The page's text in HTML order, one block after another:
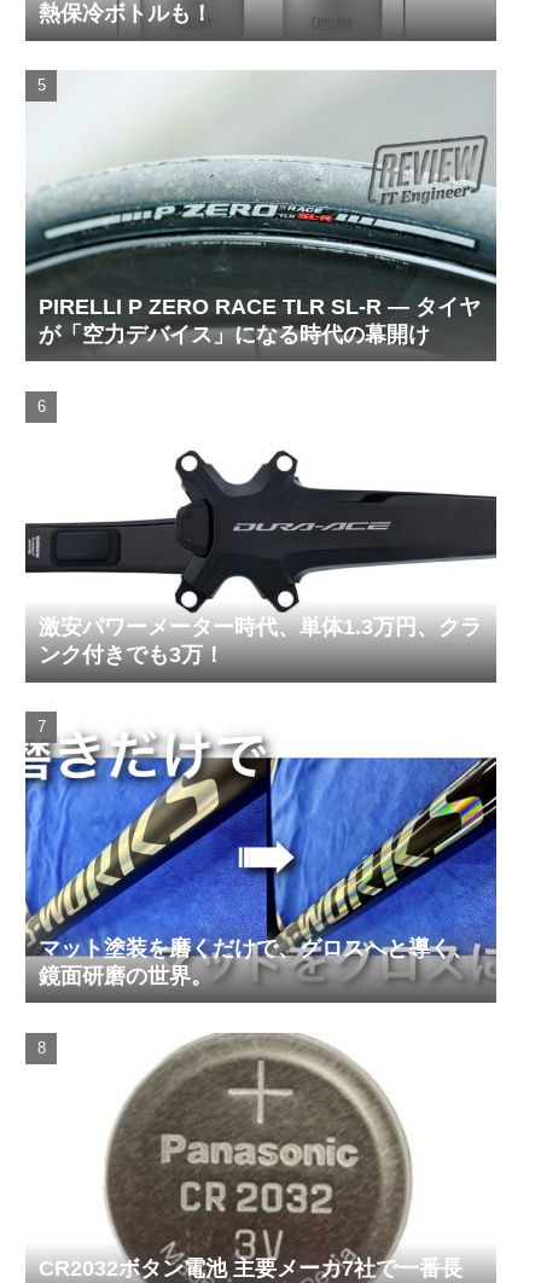
熱保冷ボトルも！
PIRELLI P ZERO RACE TLR SL-R ― タイヤ
が「空力デバイス」になる時代の幕開け
激安パワーメーター時代、単体1.3万円、クラ
ンク付きでも3万！
マット塗装を磨くだけで、グロスへと導く、
鏡面研磨の世界。
CR2032ボタン電池 主要メーカ7社で一番長